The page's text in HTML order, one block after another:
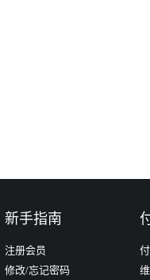
新手指南
注册会员
修改/忘记密码